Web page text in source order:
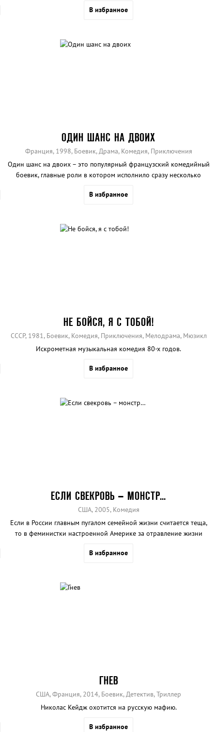
В избранное
ОДИН ШАНС НА ДВОИХ
Франция, 1998, Боевик, Драма, Комедия, Приключения
Один шанс на двоих – это популярный французский комедийный
боевик, главные роли в котором исполнило сразу несколько
В избранное
НЕ БОЙСЯ, Я С ТОБОЙ!
СССР, 1981, Боевик, Комедия, Приключения, Мелодрама, Мюзикл
Искрометная музыкальная комедия 80-х годов.
В избранное
ЕСЛИ СВЕКРОВЬ – МОНСТР…
США, 2005, Комедия
Если в России главным пугалом семейной жизни считается теща,
то в феминистки настроенной Америке за отравление жизни
Роберт Лукетич представляет собирательный образ этого
В избранное
ГНЕВ
США, Франция, 2014, Боевик, Детектив, Триллер
Николас Кейдж охотится на русскую мафию.
В избранное